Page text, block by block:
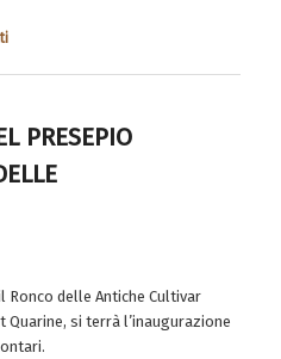
PRESEPIO
Ronco delle Antiche Cultivar
Quarine, si terrà l’inaugurazione